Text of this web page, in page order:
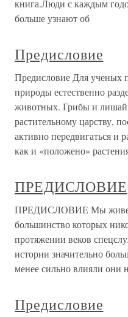
книга.Люди с каждым
больше узнают об
Предисловие
Предисловие Для ученых
природы естественно
животных. Грибы и
растительному царству,
активно передвигаться и
как и «положено»
ПРЕДИСЛОВИЕ
ПРЕДИСЛОВИЕ Мы
большинство которых
протяжении веков
истории значительно
менее сильно влияли они
Предисловие